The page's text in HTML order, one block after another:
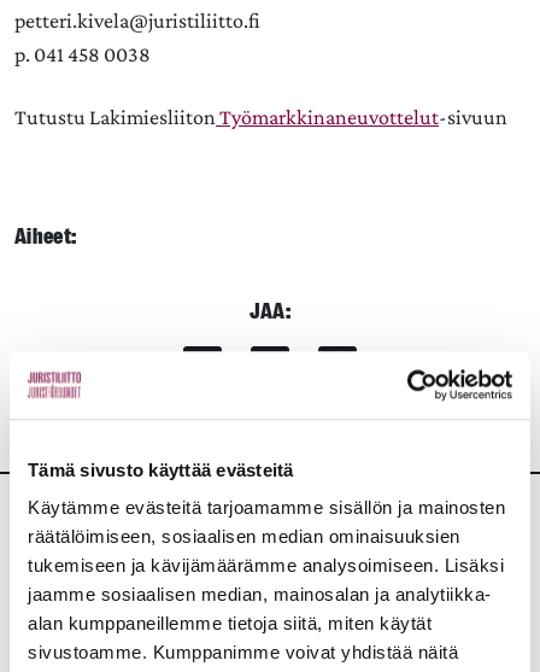
Tämä sivusto käyttää evästeitä
Käytämme evästeitä tarjoamamme sisällön ja mainosten
räätälöimiseen, sosiaalisen median ominaisuuksien
tukemiseen ja kävijämäärämme analysoimiseen. Lisäksi
jaamme sosiaalisen median, mainosalan ja analytiikka-
alan kumppaneillemme tietoja siitä, miten käytät
sivustoamme. Kumppanimme voivat yhdistää näitä
petteri.kivela@juristiliitto.fi
p. 041 458 0038
Tutustu LakimiesliitonTyömarkkinaneuvottelut-sivuun
Aiheet:
JAA:
Lisää uutisia
KAIKKI UUTISET